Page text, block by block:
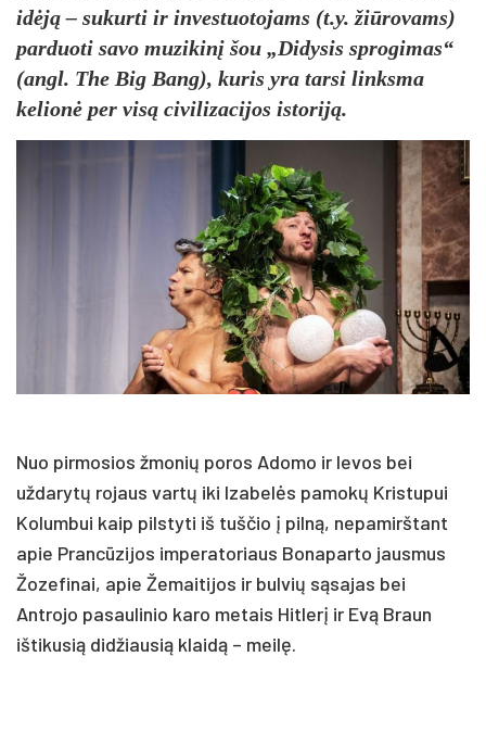
idėją – sukurti ir investuotojams (t.y. žiūrovams)
parduoti savo muzikinį šou „Didysis sprogimas“
(angl. The Big Bang), kuris yra tarsi linksma
kelionė per visą civilizacijos istoriją.
Nuo pirmosios žmonių poros Adomo ir Ievos bei
uždarytų rojaus vartų iki Izabelės pamokų Kristupui
Kolumbui kaip pilstyti iš tuščio į pilną, nepamirštant
apie Prancūzijos imperatoriaus Bonaparto jausmus
Žozefinai, apie Žemaitijos ir bulvių sąsajas bei
Antrojo pasaulinio karo metais Hitlerį ir Evą Braun
ištikusią didžiausią klaidą – meilę.